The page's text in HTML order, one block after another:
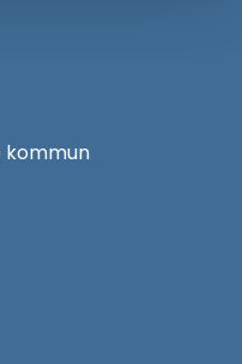
kommun